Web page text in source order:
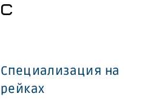
Специализация на
рейках